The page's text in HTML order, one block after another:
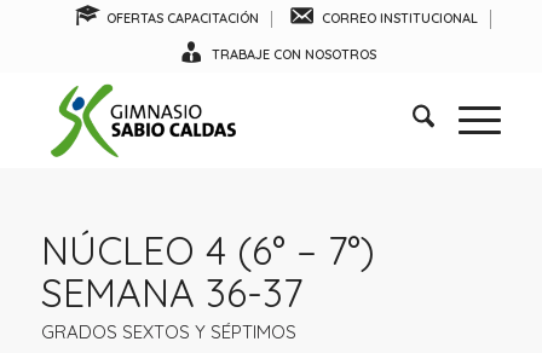
OFERTAS CAPACITACIÓN CORREO INSTITUCIONAL
TRABAJE CON NOSOTROS
NÚCLEO 4 (6° – 7°)
SEMANA 36-37
GRADOS SEXTOS Y SÉPTIMOS